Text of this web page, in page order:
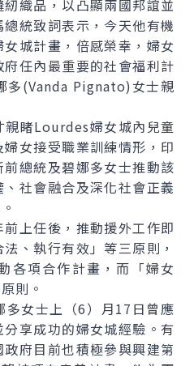
織品，以凸顯兩國邦誼並
統致詞表示，今天他有機
城計畫，倍感榮幸，婦女
任內最重要的社會福利計
多(Vanda Pignato)女士親
睹Lourdes婦女城內兒童
女接受職業訓練情形，印
總統及碧娜多女士推動該
社會融合及深化社會正義
上任後，推動援外工作即
、執行有效」等三原則，
各項合作計畫，而「婦女
則。
女士上（6）月17日曾應
享成功的婦女城經驗。有
府目前也積極參與興建第